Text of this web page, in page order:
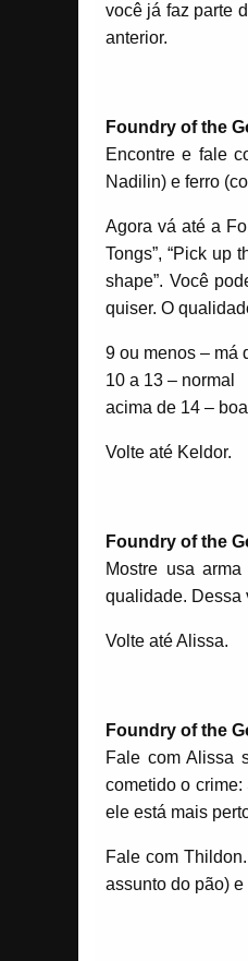
você já faz parte
anterior.
Foundry of the
Encontre e fale
Nadilin) e ferro
Agora vá até a
Tongs”, “Pick up
shape”. Você
quiser. O
9 ou menos – má
10 a 13 – normal
acima de 14 –
Volte até Keldor.
Foundry of the
Mostre usa
qualidade. Dessa
Volte até Alissa.
Foundry of the
Fale com Alissa
cometido o
ele está mais
Fale com
assunto do pão)